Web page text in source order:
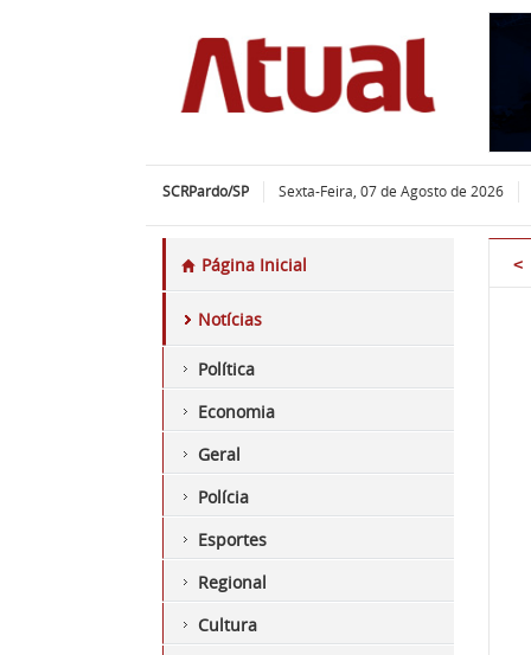
SCRPardo/SP Sexta-Feira, 07 de Agosto de 2026
Página Inicial
Notícias
Política
Economia
Geral
Polícia
Esportes
Regional
Cultura
<